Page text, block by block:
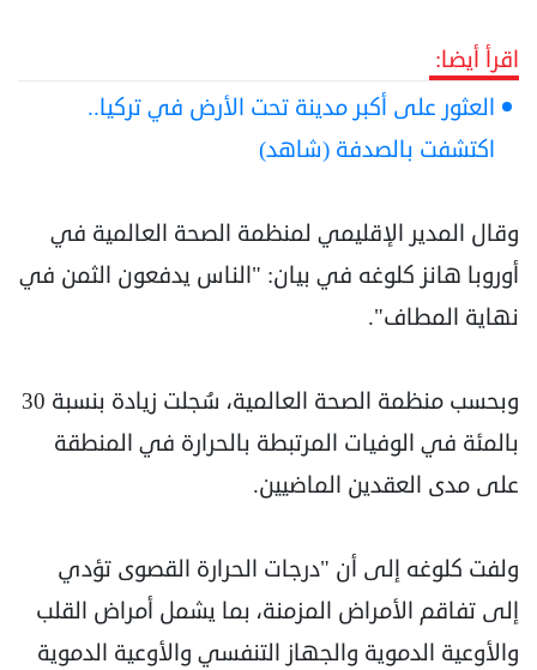
اقرأ أيضا:
العثور على أكبر مدينة تحت الأرض في تركيا..
اكتشفت بالصدفة (شاهد)
وقال المدير الإقليمي لمنظمة الصحة العالمية في
أوروبا هانز كلوغه في بيان: "الناس يدفعون الثمن في
نهاية المطاف".
وبحسب منظمة الصحة العالمية، سُجلت زيادة بنسبة 30
بالمئة في الوفيات المرتبطة بالحرارة في المنطقة
على مدى العقدين الماضيين.
ولفت كلوغه إلى أن "درجات الحرارة القصوى تؤدي
إلى تفاقم الأمراض المزمنة، بما يشمل أمراض القلب
والأوعية الدموية والجهاز التنفسي والأوعية الدموية